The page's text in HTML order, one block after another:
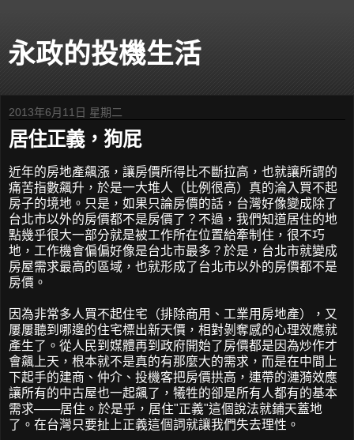
永政的投機生活
2013年6月11日 星期二
居住正義，狗屁
近年的房地產飆漲，讓房價所得比不斷拉高，也就讓所謂的
痛苦指數飆升，於是一大堆人（比例很高）真的淪入買不起
房子的境地。只是，如果只論房價的話，台灣好像變成除了
台北市以外的房價都不是房價了？不過，我們知道居住的地
點幾乎很大一部分就是被工作所在位置給牽制住，很不巧
地，工作機會偏偏好像是台北市最多？於是，台北市就變成
房屋需求最高的區域，也就形成了台北市以外的房價都不是
房價。
因為非常多人買不起住宅（排除商用、工業用房地產），又
屢屢聽到哪邊的住宅標出新天價，相對剝奪感的心理效應就
產生了。從人民到媒體再到政府開始了房價都是因為炒作才
會飆上天，根本就不是真的有那麼大的需求，而是在中間上
下起手的建商、仲介、投機客把房價拱高，連帶的漣漪效應
讓所有的中古屋也一起飆了，犧牲的卻是所有人都有的基本
需求───居住。於是乎，居住"正義"這個說法就鋪天蓋地
了。在台灣只要扯上正義這個詞就讓我們失去理性。